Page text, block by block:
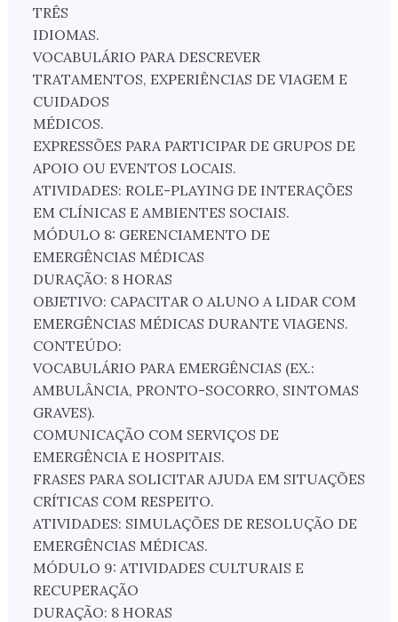
TRÊS
IDIOMAS.
VOCABULÁRIO PARA DESCREVER
TRATAMENTOS, EXPERIÊNCIAS DE VIAGEM E
CUIDADOS
MÉDICOS.
EXPRESSÕES PARA PARTICIPAR DE GRUPOS DE
APOIO OU EVENTOS LOCAIS.
ATIVIDADES: ROLE-PLAYING DE INTERAÇÕES
EM CLÍNICAS E AMBIENTES SOCIAIS.
MÓDULO 8: GERENCIAMENTO DE
EMERGÊNCIAS MÉDICAS
DURAÇÃO: 8 HORAS
OBJETIVO: CAPACITAR O ALUNO A LIDAR COM
EMERGÊNCIAS MÉDICAS DURANTE VIAGENS.
CONTEÚDO:
VOCABULÁRIO PARA EMERGÊNCIAS (EX.:
AMBULÂNCIA, PRONTO-SOCORRO, SINTOMAS
GRAVES).
COMUNICAÇÃO COM SERVIÇOS DE
EMERGÊNCIA E HOSPITAIS.
FRASES PARA SOLICITAR AJUDA EM SITUAÇÕES
CRÍTICAS COM RESPEITO.
ATIVIDADES: SIMULAÇÕES DE RESOLUÇÃO DE
EMERGÊNCIAS MÉDICAS.
MÓDULO 9: ATIVIDADES CULTURAIS E
RECUPERAÇÃO
DURAÇÃO: 8 HORAS